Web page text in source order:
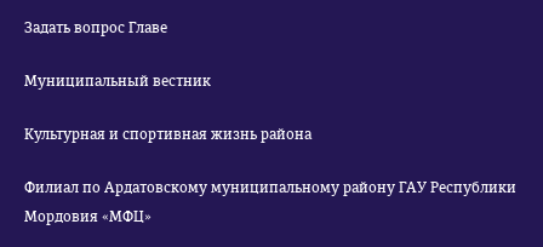
Задать вопрос Главе
Муниципальный вестник
Культурная и спортивная жизнь района
Филиал по Ардатовскому муниципальному району ГАУ Республики
Мордовия «МФЦ»